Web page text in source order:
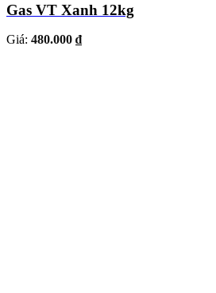
Gas VT Xanh 12kg
Giá: 480.000 ₫